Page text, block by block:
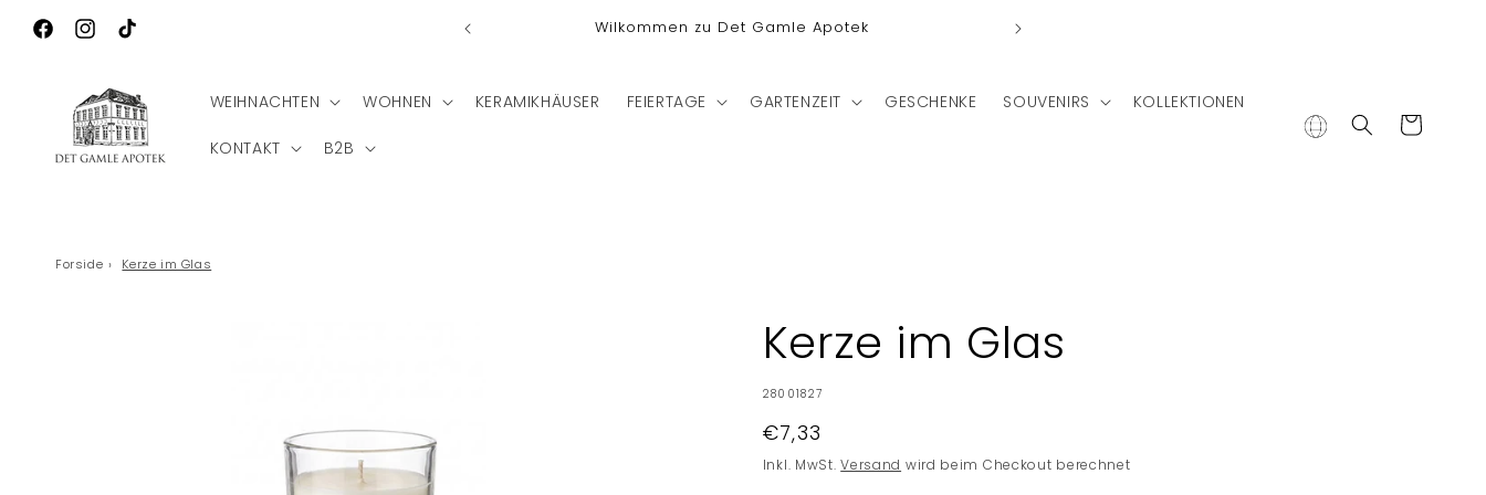
Direkt zum
InhaltFacebookInstagram
TikTok
Wilkommen zu Det Gamle Apotek
Kostenlose Lieferung nach Deutschland bei einem
WEIHNACHTEN WOHNEN KERAMIKHÄUSER FEIERTAGE GARTENZEIT GESCHENKE SOUVENIRS KOLLEKTIONEN
KONTAKT B2B
Warenkorb
Forside › Kerze im Glas
Kerze im Glas
SKU:
28001827
Normaler
Preis
€7,33
Inkl. MwSt.Versand wird beim Checkout berechnet